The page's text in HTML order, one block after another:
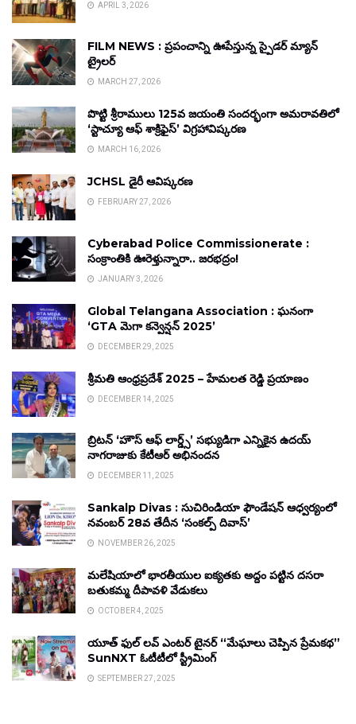
APRIL 3, 2026
FILM NEWS : ప్రపంచాన్ని ఊపేస్తున్న స్పైడర్ మ్యాన్
ట్రైలర్
MARCH 27, 2026
పొట్టి శ్రీరాములు 125వ జయంతి సందర్భంగా అమరావతిలో
‘స్టాచ్యూ ఆఫ్ శాక్రిఫైస్’ విగ్రహావిష్కరణ
MARCH 16, 2026
JCHSL డైరీ ఆవిష్కరణ
FEBRUARY 27, 2026
Cyberabad Police Commissionerate :
సంక్రాంతికి ఊరెళ్తున్నారా.. జరభద్రం!
JANUARY 3, 2026
Global Telangana Association : ఘనంగా
‘GTA మెగా కన్వెన్షన్ 2025’
DECEMBER 29, 2025
శ్రీమతి ఆంధ్రప్రదేశ్ 2025 – హేమలత రెడ్డి ప్రయాణం
DECEMBER 14, 2025
బ్రిటన్ ‘హౌస్ ఆఫ్ లార్డ్స్’ సభ్యుడిగా ఎన్నికైన ఉదయ్
నాగరాజుకు కేటీఆర్ అభినందన
DECEMBER 11, 2025
Sankalp Divas : సుచిరిండియా ఫౌండేషన్ ఆధ్వర్యంలో
నవంబర్ 28వ తేదీన ‘సంకల్ప్ దివాస్’
NOVEMBER 26, 2025
మలేషియాలో భారతీయుల ఐక్యతకు అద్దం పట్టిన దసరా
బతుకమ్మ దీపావళి వేడుకలు
OCTOBER 4, 2025
యూత్ ఫుల్ లవ్ ఎంటర్ టైనర్ “మేఘాలు చెప్పిన ప్రేమకథ”
SunNXT ఓటీటీలో స్ట్రీమింగ్
SEPTEMBER 27, 2025